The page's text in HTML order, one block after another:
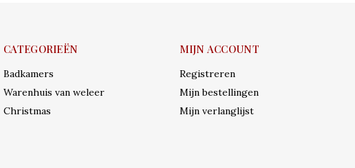
CATEGORIEËN
Badkamers
Warenhuis van weleer
Christmas
MIJN ACCOUNT
Registreren
Mijn bestellingen
Mijn verlanglijst